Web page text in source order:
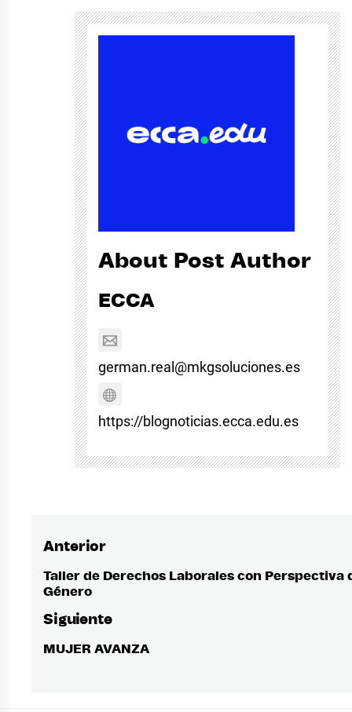
About Post Author
ECCA
german.real@mkgsoluciones.es
https://blognoticias.ecca.edu.es
Navegación
de
Anterior
Entrada
anterior:
Taller de Derechos Laborales con Perspectiva
Género
Siguiente
Entrada
MUJER AVANZA